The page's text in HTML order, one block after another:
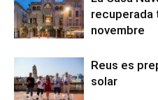
recuperada
novembre
Reus es
solar